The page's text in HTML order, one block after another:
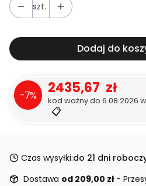
szt.
Dodaj do
-7% 2435,67 zł
kod ważny do 6.08.2026
📋
Czas wysyłki:do 21 dni
Dostawa od 209,00 zł -